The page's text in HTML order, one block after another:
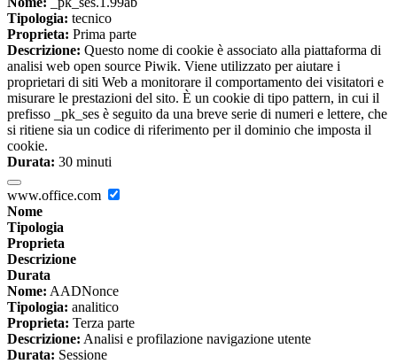
Tipologia: tecnico
Proprieta: Prima parte
Descrizione: Questo nome di cookie è associato alla piattaforma di
analisi web open source Piwik. Viene utilizzato per aiutare i
proprietari di siti Web a monitorare il comportamento dei visitatori e
misurare le prestazioni del sito. È un cookie di tipo pattern, in cui il
prefisso _pk_ses è seguito da una breve serie di numeri e lettere, che
si ritiene sia un codice di riferimento per il dominio che imposta il
cookie.
Durata: 30 minuti
www.office.com
Nome
Tipologia
Proprieta
Descrizione
Durata
Nome: AADNonce
Tipologia: analitico
Proprieta: Terza parte
Descrizione: Analisi e profilazione navigazione utente
Durata: Sessione